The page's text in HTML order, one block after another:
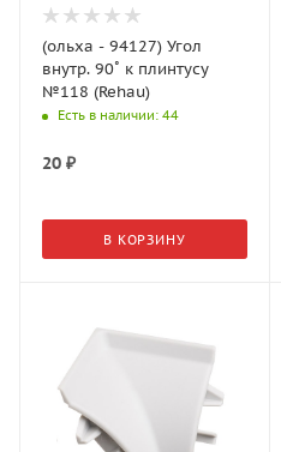
(ольха - 94127) Угол
внутр. 90˚ к плинтусу
№118 (Rehau)
Есть в наличии: 44
20 ₽
В КОРЗИНУ